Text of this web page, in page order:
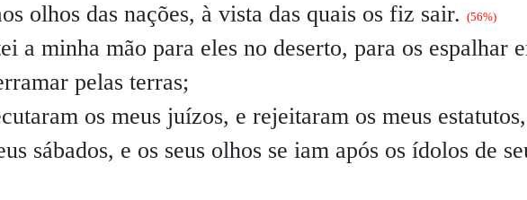
olhos das nações, à vista das quais os fiz sair. (56%)
a minha mão para eles no deserto, para os espalhar
pelas terras;
os meus juízos, e rejeitaram os meus
sábados, e os seus olhos se iam após os ídolos de